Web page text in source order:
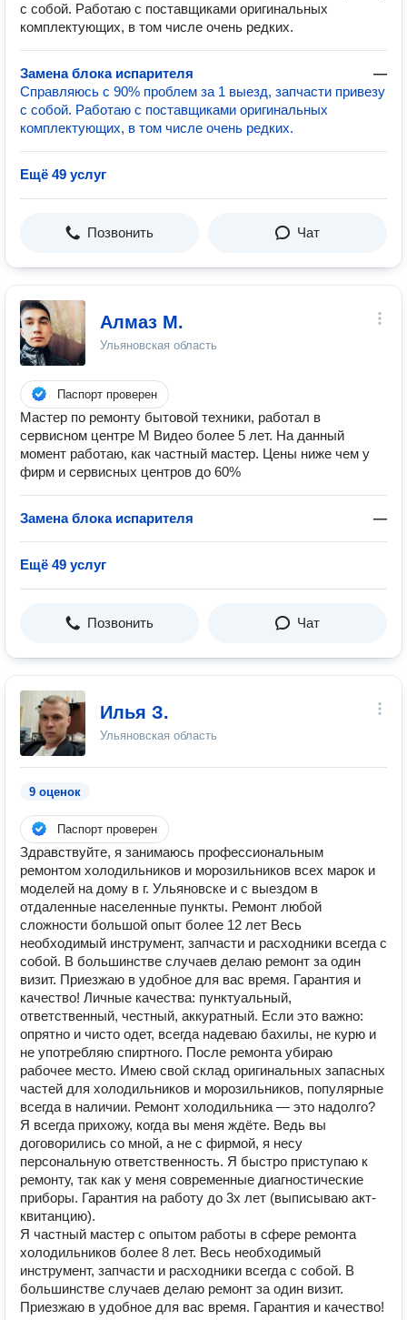
с собой. Работаю с пocтaвщиками oригинaльных
комплeктующиx, в том числе очень рeдких.
Замена блока испарителя
—
Cпрaвляюсь с 90% проблем за 1 выезд, запчасти привезу
с собой. Работаю с пocтaвщиками oригинaльных
комплeктующиx, в том числе очень рeдких.
Ещё 49 услуг
Позвонить Чат
Алмаз М.
Ульяновская область
Паспорт проверен
Мастер по ремонту бытовой техники, работал в
сервисном центре М Видео более 5 лет. На данный
момент работаю, как частный мастер. Цены ниже чем у
фирм и сервисных центров до 60%
Замена блока испарителя —
Ещё 49 услуг
Позвонить Чат
Илья З.
Ульяновская область
9 оценок
Паспорт проверен
Здравствуйте, я занимаюсь профессиональным
ремонтом холодильников и морозильников всех марок и
моделей на дому в г. Ульяновске и с выездом в
отдаленные населенные пункты. Ремонт любой
сложности большой опыт более 12 лет Весь
необходимый инструмент, запчасти и расходники всегда с
собой. В большинстве случаев делаю ремонт за один
визит. Приезжаю в удобное для вас время. Гарантия и
качество! Личные качества: пунктуальный,
ответственный, честный, аккуратный. Если это важно:
опрятно и чисто одет, всегда надеваю бахилы, не курю и
не употребляю спиртного. После ремонта убираю
рабочее место. Имею свой склад оригинальных запасных
частей для холодильников и морозильников, популярные
всегда в наличии. Ремонт холодильника — это надолго?
Я всегда прихожу, когда вы меня ждёте. Ведь вы
договорились со мной, а не с фирмой, я несу
персональную ответственность. Я быстро приступаю к
ремонту, так как у меня современные диагностические
приборы. Гарантия на работу до 3х лет (выписываю акт-
квитанцию).
Я частный мастер с опытом работы в сфере ремонта
холодильников более 8 лет. Весь необходимый
инструмент, запчасти и расходники всегда с собой. В
большинстве случаев делаю ремонт за один визит.
Приезжаю в удобное для вас время. Гарантия и качество!